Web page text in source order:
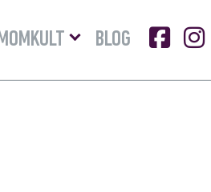
MOMKULT
Menü
lenyitása
BLOG